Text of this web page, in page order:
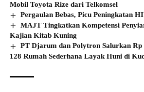
Mobil Toyota Rize dari Telkomsel
Pergaulan Bebas, Picu Peningkatan
MAJT Tingkatkan Kompetensi
Kajian Kitab Kuning
PT Djarum dan Polytron Salurkan
128 Rumah Sederhana Layak Huni di